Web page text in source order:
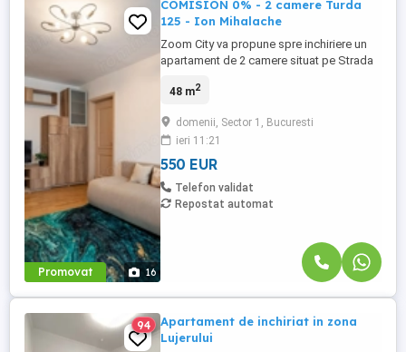
Promovat 16
COMISION 0% - 2 camere Turda
125 - Ion Mihalache
Zoom City va propune spre inchiriere un
apartament de 2 camere situat pe Strada
– foarte aproape de bd.Ion Mihalache, de
minute pana la Piata Victoriei. Accesul cu
mijloacele de transport este rapid si
eficient: tramvaiul ...
48 m2
domenii, Sector 1, Bucuresti
ieri 11:21
550 EUR
Telefon validat
Repostat automat
94
Apartament de inchiriat in zona
Lujerului